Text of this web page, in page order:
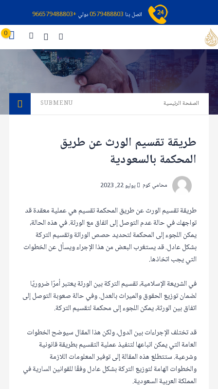
اتصل بنا 0579488803دولي+966579488803
0
الصفحة الرئيسية SUBMENU
طريقة تقسيم الورث عن طريق
المحكمة بالسعودية
محامي كوم يوليو 22, 2023
طريقة تقسيم الورث عن طريق المحكمة تقسيم هي عملية معقدة قد
تواجهك في حالة عدم التوصل إلى اتفاق مع الورثة. في هذه الحالة،
يمكن اللجوء إلى المحكمة لتحديد حصص الوراثة وتقسيم التركة
بشكل عادل. قد يستغرب البعض من هذا الإجراء ويسأل عن الخطوات
التي يجب اتخاذها.
في الشريعة الإسلامية، تقسيم التركة بين الورثة يعتبر أمرًا ضروريًا
لضمان توزيع الحقوق والميراث بالعدل. وفي حالة صعوبة التوصل إلى
اتفاق بين الورثة، يمكن اللجوء إلى محكمة لتقسيم التركة.
قد تختلف الإجراءات بين الدول، ولكن هذا المقال سيوضح الخطوات
العامة التي يمكن اتباعها لتنفيذ عملية التقسيم بطريقة قانونية
وشرعية. ستتطلع هذه المقالة إلى توفير المعلومات اللازمة
والخطوات الهامة لتوزيع التركة بشكل عادل وفقًا للقوانين السارية في
المملكة العربية السعودية.